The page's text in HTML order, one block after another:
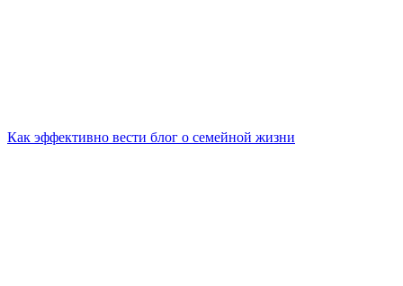
Как эффективно вести блог о семейной жизни